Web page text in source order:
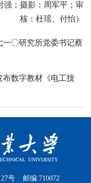
强；摄影：周军平；审
核：杜瑶、付怡）
一〇研究所党委书记蔡
布数字教材《电工技
号 邮编:710072